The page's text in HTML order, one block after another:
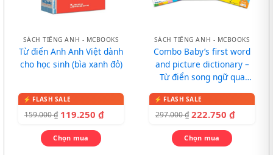
SÁCH TIẾNG ANH - MCBOOKS
Từ điển Anh Anh Việt dành
cho học sinh (bìa xanh đỏ)
159.000₫ 119.250 ₫
Chọn mua
SÁCH TIẾNG ANH - MCBOOKS
Combo Baby’s first word
and picture dictionary –
Từ điển song ngữ qua
297.000₫ 222.750 ₫
Chọn mua